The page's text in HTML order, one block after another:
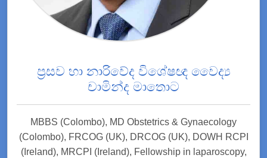
ප්‍රසව හා නාරිවේද විශේෂඥ වෛද්‍ය
චාමින්ද මාතොට
MBBS (Colombo), MD Obstetrics & Gynaecology
(Colombo), FRCOG (UK), DRCOG (UK), DOWH RCPI
(Ireland), MRCPI (Ireland), Fellowship in laparoscopy,